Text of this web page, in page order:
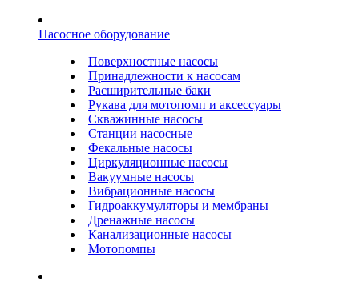
Насосное оборудование
Поверхностные насосы
Принадлежности к насосам
Расширительные баки
Рукава для мотопомп и аксессуары
Скважинные насосы
Станции насосные
Фекальные насосы
Циркуляционные насосы
Вакуумные насосы
Вибрационные насосы
Гидроаккумуляторы и мембраны
Дренажные насосы
Канализационные насосы
Мотопомпы